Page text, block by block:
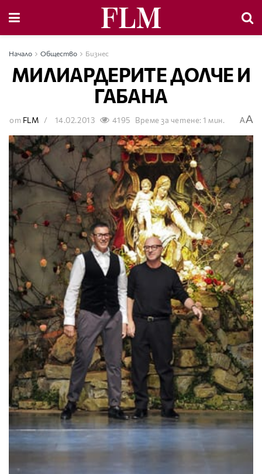
Начало Общество Бизнес
МИЛИАРДЕРИТЕ ДОЛЧЕ И
ГАБАНА
от FLM 14.02.2013 4195 Време за четене: 1 мин. AA